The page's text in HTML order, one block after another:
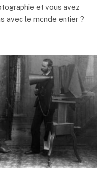
et vous avez
avec le monde entier ?